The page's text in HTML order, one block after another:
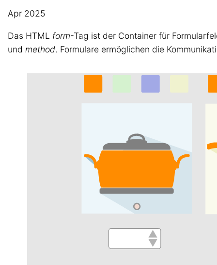
Apr 2025
Das HTML form-Tag ist der Container für
und method. Formulare ermöglichen die